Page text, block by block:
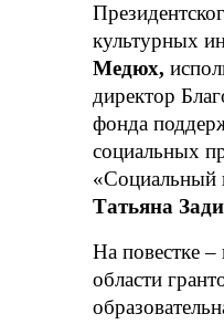
культурных
Медюх,
директор
фонда
социальных
«Социальный
Татьяна
На повестке
области